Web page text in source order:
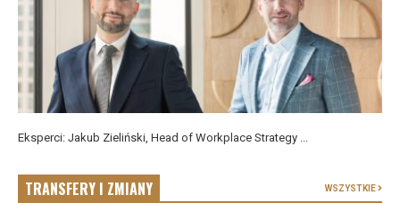
Eksperci: Jakub Zieliński, Head of Workplace Strategy ...
TRANSFERY I ZMIANY WSZYSTKIE